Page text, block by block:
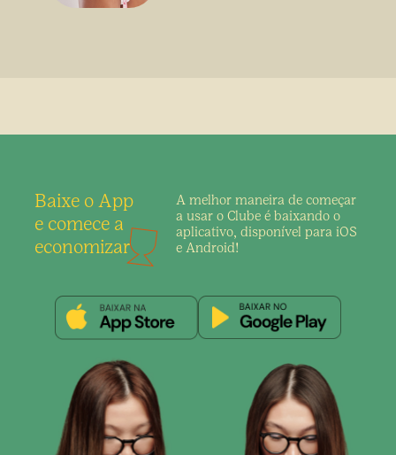
Baixe o App
e comece a
economizar
A melhor maneira de começar
a usar o Clube é baixando o
aplicativo, disponível para iOS
e Android!